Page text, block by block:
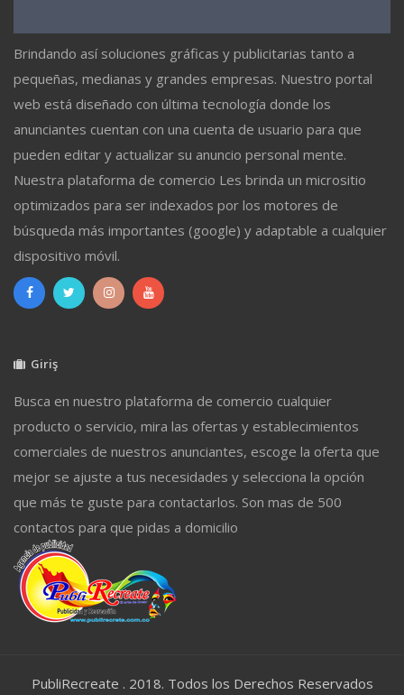
Brindando así soluciones gráficas y publicitarias tanto a
pequeñas, medianas y grandes empresas. Nuestro portal
web está diseñado con última tecnología donde los
anunciantes cuentan con una cuenta de usuario para que
pueden editar y actualizar su anuncio personal mente.
Nuestra plataforma de comercio Les brinda un micrositio
optimizados para ser indexados por los motores de
búsqueda más importantes (google) y adaptable a cualquier
dispositivo móvil.
Giriş
Busca en nuestro plataforma de comercio cualquier
producto o servicio, mira las ofertas y establecimientos
comerciales de nuestros anunciantes, escoge la oferta que
mejor se ajuste a tus necesidades y selecciona la opción
que más te guste para contactarlos. Son mas de 500
contactos para que pidas a domicilio
PubliRecreate . 2018. Todos los Derechos Reservados